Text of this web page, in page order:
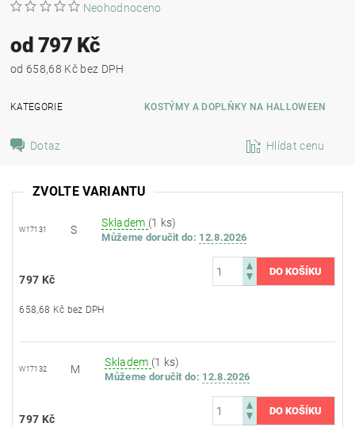
Neohodnoceno
od 797 Kč
od 658,68 Kč bez DPH
KATEGORIE KOSTÝMY A DOPLŇKY NA HALLOWEEN
Dotaz Hlídat cenu
ZVOLTE VARIANTU
W17131 S
Skladem (1 ks)
Můžeme doručit do: 12.8.2026
797 Kč
658,68 Kč bez DPH
W17132 M
Skladem (1 ks)
Můžeme doručit do: 12.8.2026
797 Kč